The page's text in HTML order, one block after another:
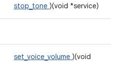
stop_tone )(void *service)
set_voice_volume )(void